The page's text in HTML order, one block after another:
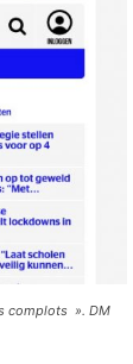
complots ». DM